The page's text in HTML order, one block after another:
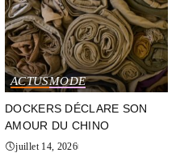
ACTUSMODE
DOCKERS DÉCLARE SON
AMOUR DU CHINO
juillet 14, 2026